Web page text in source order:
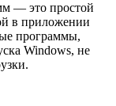
— это простой
в приложении
программы,
Windows, не